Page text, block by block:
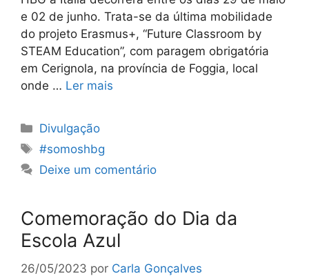
e 02 de junho. Trata-se da última mobilidade
do projeto Erasmus+, “Future Classroom by
STEAM Education”, com paragem obrigatória
em Cerignola, na província de Foggia, local
onde … Ler mais
Categorias
Divulgação
Etiquetas
#somoshbg
Deixe um comentário
Comemoração do Dia da
Escola Azul
26/05/2023 por Carla Gonçalves